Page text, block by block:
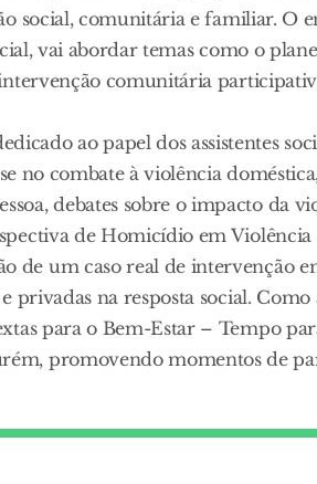
social, comunitária e familiar. O
vai abordar temas como o
comunitária
ao papel dos assistentes
no combate à violência
debates sobre o impacto da
de Homicídio em
de um caso real de intervenção
privadas na resposta social.
para o Bem-Estar – Tempo
promovendo momentos de